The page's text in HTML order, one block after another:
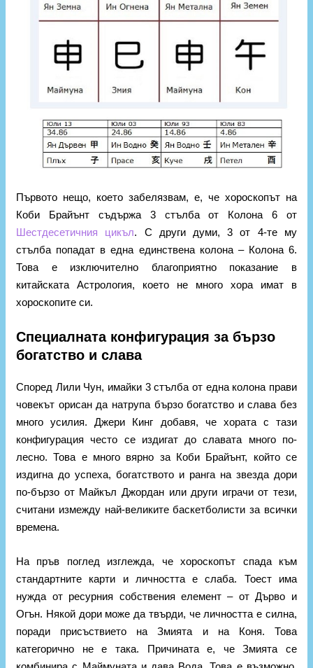
Първото нещо, което забелязвам, е, че хороскопът на
Коби Брайънт съдържа 3 стълба от Колона 6 от
Шестдесетичния цикъл. С други думи, 3 от 4-те му
стълба попадат в една единствена колона – Колона 6.
Това е изключително благоприятно показание в
китайската Астрология, което не много хора имат в
хороскопите си.
Специалната конфигурация за бързо
богатство и слава
Според Лили Чун, имайки 3 стълба от една колона прави
човекът орисан да натрупа бързо богатство и слава без
много усилия. Джери Кинг добавя, че хората с тази
конфигурация често се издигат до славата много по-
лесно. Това е много вярно за Коби Брайънт, който се
издигна до успеха, богатството и ранга на звезда дори
по-бързо от Майкъл Джордан или други играчи от тези,
считани измежду най-великите баскетболисти за всички
времена.
На пръв поглед изглежда, че хороскопът спада към
стандартните карти и личността е слаба. Тоест има
нужда от ресурния собствения елемент – от Дърво и
Огън. Някой дори може да твърди, че личността е силна,
поради присъствието на Змията и на Коня. Това
категорично не е така. Причината е, че Змията се